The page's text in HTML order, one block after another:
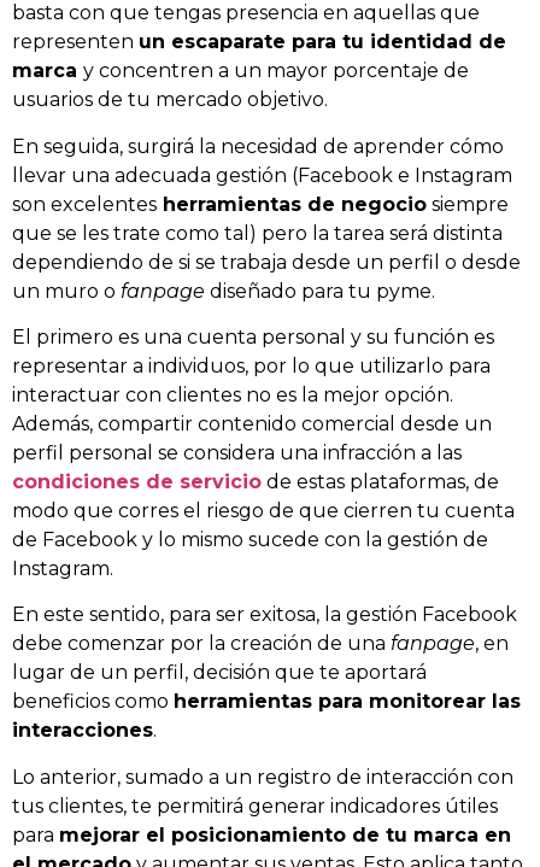
basta con que tengas presencia en aquellas que
representen un escaparate para tu identidad de
marca y concentren a un mayor porcentaje de
usuarios de tu mercado objetivo.
En seguida, surgirá la necesidad de aprender cómo
llevar una adecuada gestión (Facebook e Instagram
son excelentes herramientas de negocio siempre
que se les trate como tal) pero la tarea será distinta
dependiendo de si se trabaja desde un perfil o desde
un muro o fanpage diseñado para tu pyme.
El primero es una cuenta personal y su función es
representar a individuos, por lo que utilizarlo para
interactuar con clientes no es la mejor opción.
Además, compartir contenido comercial desde un
perfil personal se considera una infracción a las
condiciones de servicio de estas plataformas, de
modo que corres el riesgo de que cierren tu cuenta
de Facebook y lo mismo sucede con la gestión de
Instagram.
En este sentido, para ser exitosa, la gestión Facebook
debe comenzar por la creación de una fanpage, en
lugar de un perfil, decisión que te aportará
beneficios como herramientas para monitorear las
interacciones.
Lo anterior, sumado a un registro de interacción con
tus clientes, te permitirá generar indicadores útiles
para mejorar el posicionamiento de tu marca en